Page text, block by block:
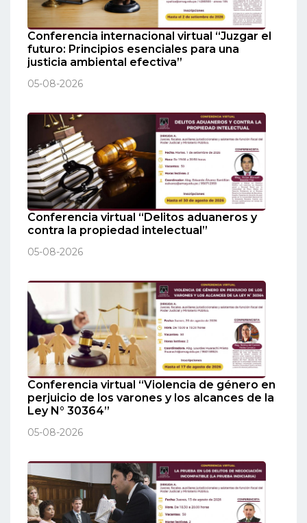
Conferencia internacional virtual “Juzgar el
futuro: Principios esenciales para una
justicia ambiental efectiva”
05-08-2026
Conferencia virtual “Delitos aduaneros y
contra la propiedad intelectual”
05-08-2026
Conferencia virtual “Violencia de género en
perjuicio de los varones y los alcances de la
Ley N° 30364”
05-08-2026